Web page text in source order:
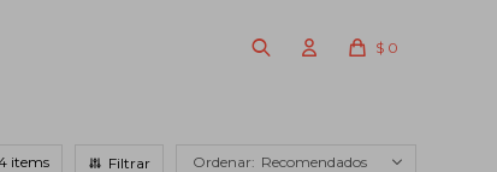
$ 0
Recomendados